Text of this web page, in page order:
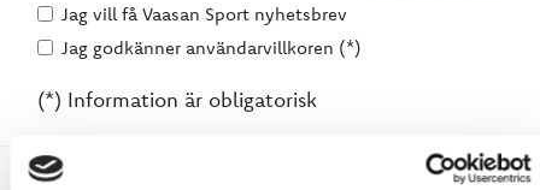
Jag vill få Vaasan Sport nyhetsbrev
Jag godkänner användarvillkoren (*)
(*) Information är obligatorisk